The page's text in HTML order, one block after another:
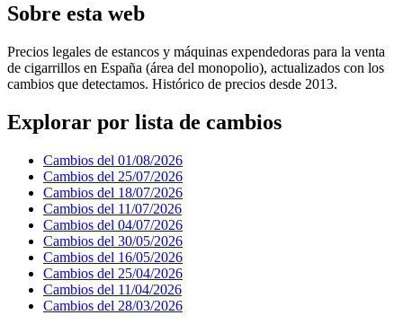
Sobre esta web
Precios legales de estancos y máquinas expendedoras para la venta
de cigarrillos en España (área del monopolio), actualizados con los
cambios que detectamos. Histórico de precios desde 2013.
Explorar por lista de cambios
Cambios del 01/08/2026
Cambios del 25/07/2026
Cambios del 18/07/2026
Cambios del 11/07/2026
Cambios del 04/07/2026
Cambios del 30/05/2026
Cambios del 16/05/2026
Cambios del 25/04/2026
Cambios del 11/04/2026
Cambios del 28/03/2026